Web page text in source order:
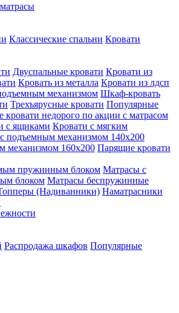
Классические спальни Кровати
Двуспальные кровати Кровати из
Кровать из металла Кровати из лдсп
механизмом Шкаф-кровать
Трехъярусные кровати Популярные
кровати недорого по акции с матрасом
с ящиками Кровати с мягким
подъемным механизмом 140х200
механизмом 160х200 Парящие кровати
пружинным блоком Матрасы с
блоком Матрасы беспружинные
(Надиванники) Наматрасники
Распродажа шкафов Популярные